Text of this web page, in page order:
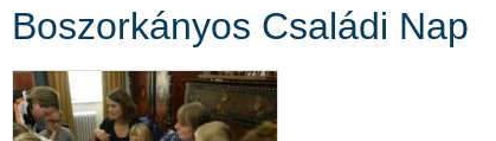
Boszorkányos Családi Nap